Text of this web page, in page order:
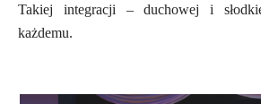
Takiej integracji – duchowej i
każdemu.